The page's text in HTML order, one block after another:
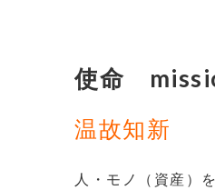
使命
温故知新
人・モノ（資産）